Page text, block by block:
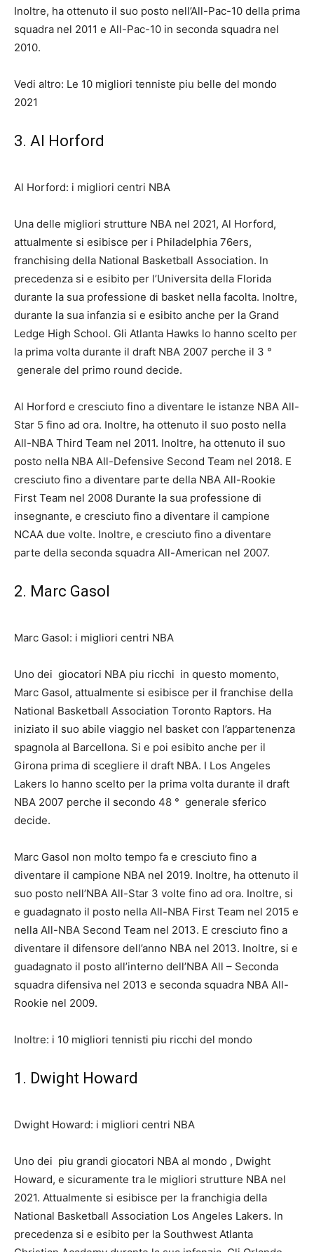
Inoltre, ha ottenuto il suo posto nell’All-Pac-10 della prima
squadra nel 2011 e All-Pac-10 in seconda squadra nel
2010.
Vedi altro: Le 10 migliori tenniste piu belle del mondo
2021
3. Al Horford
Al Horford: i migliori centri NBA
Una delle migliori strutture NBA nel 2021, Al Horford,
attualmente si esibisce per i Philadelphia 76ers,
franchising della National Basketball Association. In
precedenza si e esibito per l’Universita della Florida
durante la sua professione di basket nella facolta. Inoltre,
durante la sua infanzia si e esibito anche per la Grand
Ledge High School. Gli Atlanta Hawks lo hanno scelto per
la prima volta durante il draft NBA 2007 perche il 3 °
generale del primo round decide.
Al Horford e cresciuto fino a diventare le istanze NBA All-
Star 5 fino ad ora. Inoltre, ha ottenuto il suo posto nella
All-NBA Third Team nel 2011. Inoltre, ha ottenuto il suo
posto nella NBA All-Defensive Second Team nel 2018. E
cresciuto fino a diventare parte della NBA All-Rookie
First Team nel 2008 Durante la sua professione di
insegnante, e cresciuto fino a diventare il campione
NCAA due volte. Inoltre, e cresciuto fino a diventare
parte della seconda squadra All-American nel 2007.
2. Marc Gasol
Marc Gasol: i migliori centri NBA
Uno dei giocatori NBA piu ricchi in questo momento,
Marc Gasol, attualmente si esibisce per il franchise della
National Basketball Association Toronto Raptors. Ha
iniziato il suo abile viaggio nel basket con l’appartenenza
spagnola al Barcellona. Si e poi esibito anche per il
Girona prima di scegliere il draft NBA. I Los Angeles
Lakers lo hanno scelto per la prima volta durante il draft
NBA 2007 perche il secondo 48 ° generale sferico
decide.
Marc Gasol non molto tempo fa e cresciuto fino a
diventare il campione NBA nel 2019. Inoltre, ha ottenuto il
suo posto nell’NBA All-Star 3 volte fino ad ora. Inoltre, si
e guadagnato il posto nella All-NBA First Team nel 2015 e
nella All-NBA Second Team nel 2013. E cresciuto fino a
diventare il difensore dell’anno NBA nel 2013. Inoltre, si e
guadagnato il posto all’interno dell’NBA All – Seconda
squadra difensiva nel 2013 e seconda squadra NBA All-
Rookie nel 2009.
Inoltre: i 10 migliori tennisti piu ricchi del mondo
1. Dwight Howard
Dwight Howard: i migliori centri NBA
Uno dei piu grandi giocatori NBA al mondo , Dwight
Howard, e sicuramente tra le migliori strutture NBA nel
2021. Attualmente si esibisce per la franchigia della
National Basketball Association Los Angeles Lakers. In
precedenza si e esibito per la Southwest Atlanta